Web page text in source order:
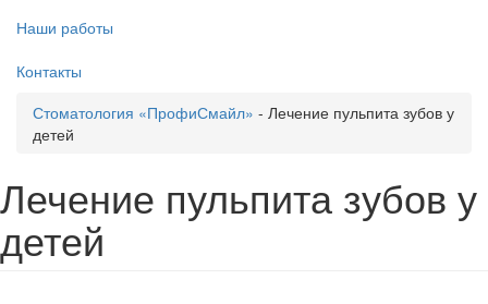
Наши работы
Контакты
Стоматология «ПрофиСмайл» - Лечение пульпита зубов у
детей
Лечение пульпита зубов у
детей